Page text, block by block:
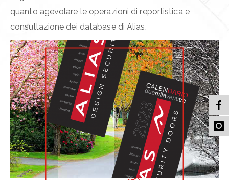
quanto agevolare le operazioni di reportistica e
consultazione dei database di Alias.